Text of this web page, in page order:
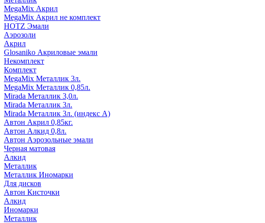
MegaMix Акрил
MegaMix Акрил не комплект
HOTZ Эмали
Аэрозоли
Акрил
Glosaniko Акриловые эмали
Некомплект
Комплект
MegaMix Металлик 3л.
MegaMix Металлик 0,85л.
Mirada Металлик 3,0л.
Mirada Металлик 3л.
Mirada Металлик 3л. (индекс А)
Автон Акрил 0,85кг.
Автон Алкид 0,8л.
Автон Аэрозольные эмали
Черная матовая
Алкид
Металлик
Металлик Иномарки
Для дисков
Автон Кисточки
Алкид
Иномарки
Металлик